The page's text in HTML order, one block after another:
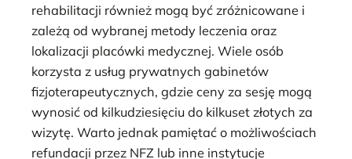
rehabilitacji również mogą być zróżnicowane i
zależą od wybranej metody leczenia oraz
lokalizacji placówki medycznej. Wiele osób
korzysta z usług prywatnych gabinetów
fizjoterapeutycznych, gdzie ceny za sesję mogą
wynosić od kilkudziesięciu do kilkuset złotych za
wizytę. Warto jednak pamiętać o możliwościach
refundacji przez NFZ lub inne instytucje